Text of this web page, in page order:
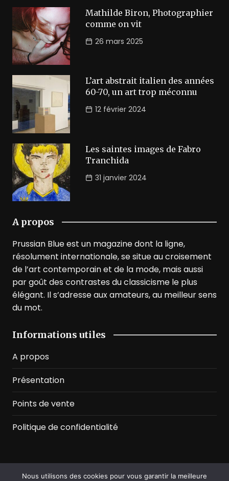
Mathilde Biron, Photographier
comme on vit
26 mars 2025
L’art abstrait italien des années
60-70, un art trop méconnu
12 février 2024
Les saintes images de Fabro
Tranchida
31 janvier 2024
A propos
Prussian Blue est un magazine dont la ligne,
résolument internationale, se situe au croisement
de l’art contemporain et de la mode, mais aussi
par goût des contrastes du classicisme le plus
élégant. Il s’adresse aux amateurs, au meilleur sens
du mot.
Informations utiles
A propos
Présentation
Points de vente
Politique de confidentialité
Nous utilisons des cookies pour vous garantir la meilleure